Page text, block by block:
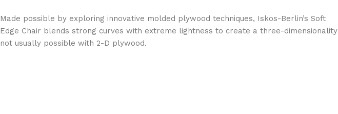
Made possible by exploring innovative molded plywood techniques, Iskos-Berlin’s Soft
Edge Chair blends strong curves with extreme lightness to create a three-dimensionality
not usually possible with 2-D plywood.